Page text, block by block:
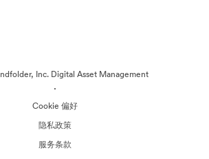
Inc. Digital Asset Management
·
Cookie 偏好
隐私政策
服务条款